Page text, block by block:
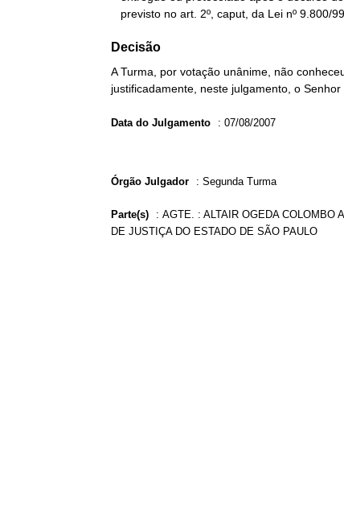
previsto no art. 2º, caput, da Lei nº 9.800/
Decisão
A Turma, por votação unânime, não
justificadamente, neste julgamento, o
Data do Julgamento : 07/08/2007
Órgão Julgador : Segunda Turma
Parte(s) : AGTE. : ALTAIR OGEDA COLOMBO
DE JUSTIÇA DO ESTADO DE SÃO PAULO